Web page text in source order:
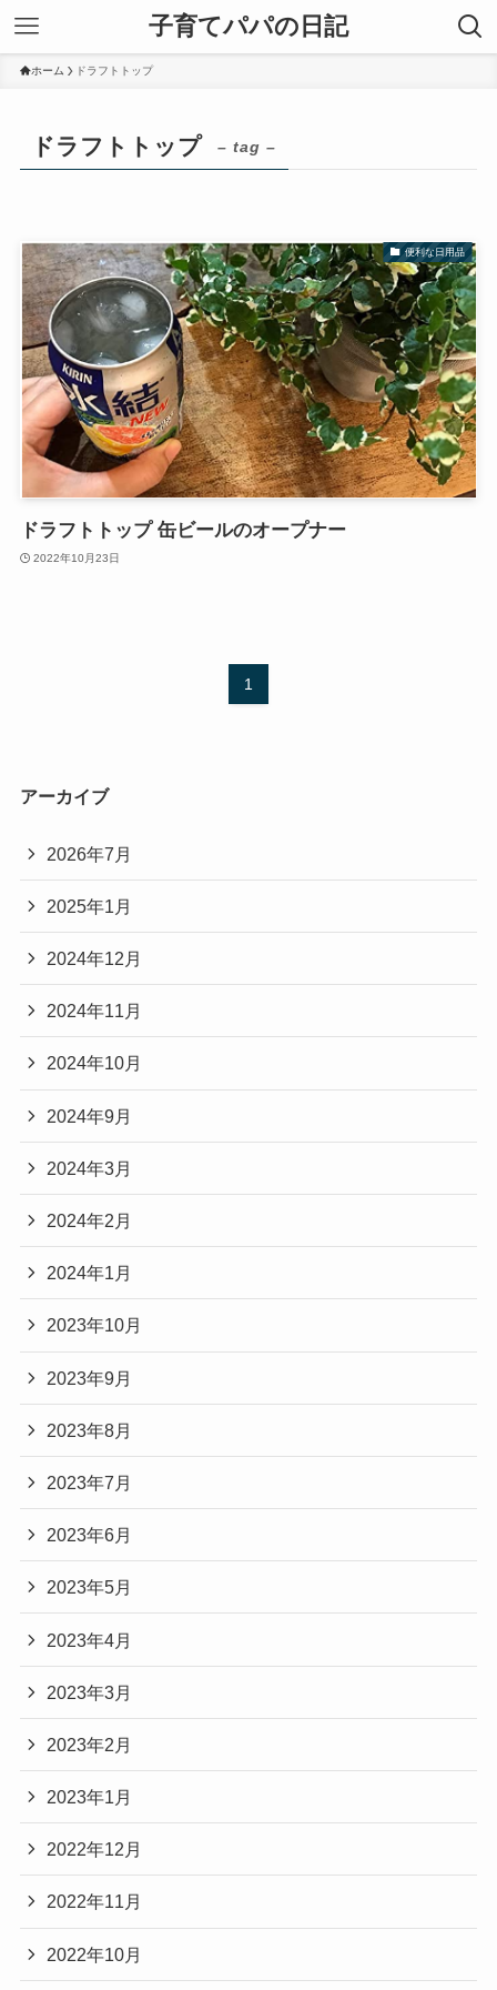
子育てパパの日記
ホーム ドラフトトップ
ドラフトトップ – tag –
便利な日用品
ドラフトトップ 缶ビールのオープナー
2022年10月23日
1
アーカイブ
2026年7月
2025年1月
2024年12月
2024年11月
2024年10月
2024年9月
2024年3月
2024年2月
2024年1月
2023年10月
2023年9月
2023年8月
2023年7月
2023年6月
2023年5月
2023年4月
2023年3月
2023年2月
2023年1月
2022年12月
2022年11月
2022年10月